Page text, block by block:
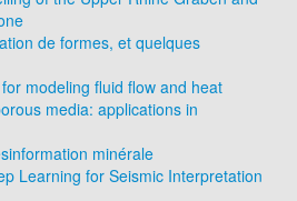
de formes, et quelques
modeling fluid flow and heat
media: applications in
minérale
Learning for Seismic Interpretation